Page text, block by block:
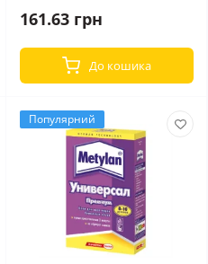
161.63 грн
До кошика
Популярний